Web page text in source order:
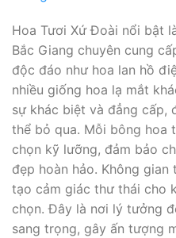
Hoa Tươi Xứ Đoài nổi bật
Bắc Giang chuyên cung
độc đáo như hoa lan hồ
nhiều giống hoa lạ mắt
sự khác biệt và đẳng cấp,
thể bỏ qua. Mỗi bông hoa
chọn kỹ lưỡng, đảm bảo
đẹp hoàn hảo. Không
tạo cảm giác thư thái cho
chọn. Đây là nơi lý tưởng
sang trọng, gây ấn tượng